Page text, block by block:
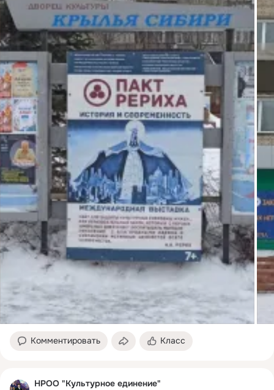
Комментировать Класс
НРОО "Культурное единение"